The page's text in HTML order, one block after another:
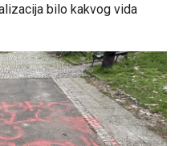
bilo kakvog vida